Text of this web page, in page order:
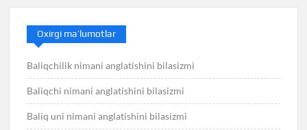
Oxirgi ma’lumotlar
Baliqchilik nimani anglatishini bilasizmi
Baliqchi nimani anglatishini bilasizmi
Baliq uni nimani anglatishini bilasizmi